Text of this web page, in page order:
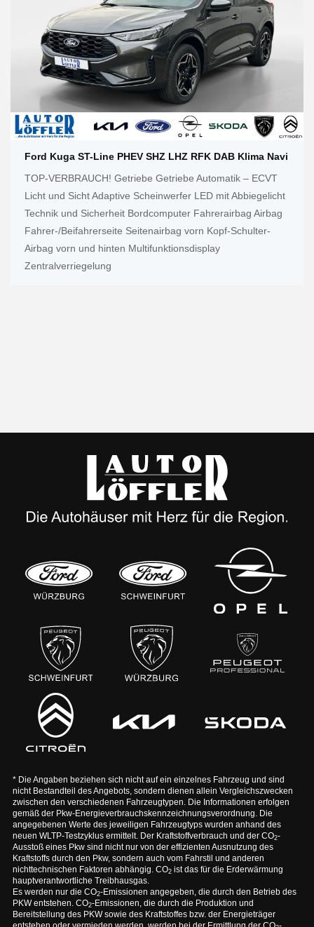
Ford Kuga ST-Line PHEV SHZ LHZ RFK DAB Klima Navi
TOP-VERBRAUCH! Getriebe Getriebe Automatik – ECVT
Licht und Sicht Adaptive Scheinwerfer LED mit Abbiegelicht
Technik und Sicherheit Bordcomputer Fahrerairbag Airbag
Fahrer-/Beifahrerseite Seitenairbag vorn Kopf-Schulter-
Airbag vorn und hinten Multifunktionsdisplay
Zentralverriegelung
* Die Angaben beziehen sich nicht auf ein einzelnes Fahrzeug und sind
nicht Bestandteil des Angebots, sondern dienen allein Vergleichszwecken
zwischen den verschiedenen Fahrzeugtypen. Die Informationen erfolgen
gemäß der Pkw-Energieverbrauchskennzeichnungsverordnung. Die
angegebenen Werte des jeweiligen Fahrzeugtyps wurden anhand des
neuen WLTP-Testzyklus ermittelt. Der Kraftstoffverbrauch und der CO2-
Ausstoß eines Pkw sind nicht nur von der effizienten Ausnutzung des
Kraftstoffs durch den Pkw, sondern auch vom Fahrstil und anderen
nichttechnischen Faktoren abhängig. CO2ist das für die Erderwärmung
hauptverantwortliche Treibhausgas.
Es werden nur die CO2-Emissionen angegeben, die durch den Betrieb des
PKW entstehen. CO2-Emissionen, die durch die Produktion und
Bereitstellung des PKW sowie des Kraftstoffes bzw. der Energieträger